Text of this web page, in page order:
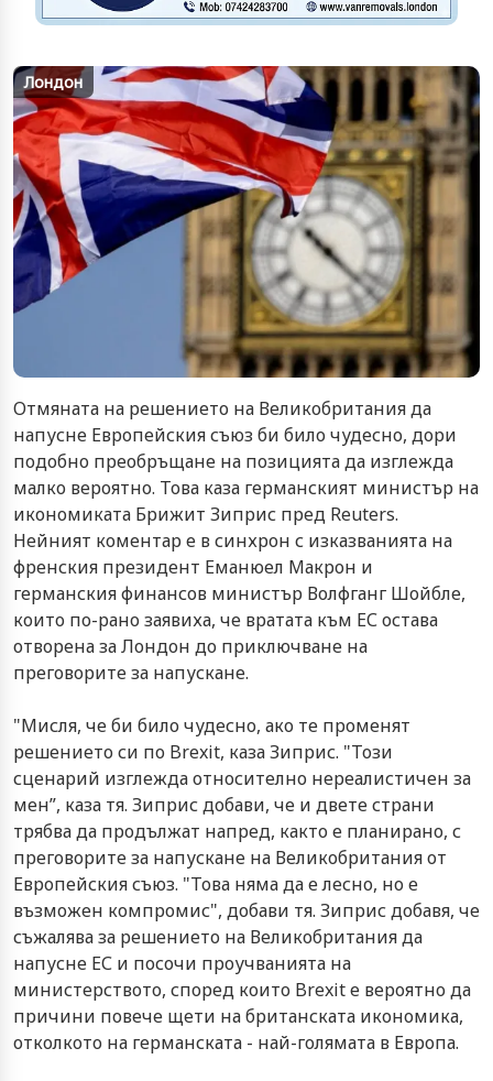
Лондон
Отмяната на решението на Великобритания да
напусне Европейския съюз би било чудесно, дори
подобно преобръщане на позицията да изглежда
малко вероятно. Това каза германският министър на
икономиката Брижит Зиприс пред Reuters.
Нейният коментар е в синхрон с изказванията на
френския президент Еманюел Макрон и
германския финансов министър Волфганг Шойбле,
които по-рано заявиха, че вратата към ЕС остава
отворена за Лондон до приключване на
преговорите за напускане.
"Мисля, че би било чудесно, ако те променят
решението си по Brexit, каза Зиприс. "Този
сценарий изглежда относително нереалистичен за
мен”, каза тя. Зиприс добави, че и двете страни
трябва да продължат напред, както е планирано, с
преговорите за напускане на Великобритания от
Европейския съюз. "Това няма да е лесно, но е
възможен компромис", добави тя. Зиприс добавя, че
съжалява за решението на Великобритания да
напусне ЕС и посочи проучванията на
министерството, според които Brexit е вероятно да
причини повече щети на британската икономика,
отколкото на германската - най-голямата в Европа.